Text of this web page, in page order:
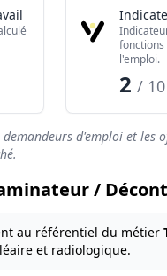
fonctions
l'emploi.
2/ 10
d'emploi et les
/
au référentiel du métier
et radiologique.